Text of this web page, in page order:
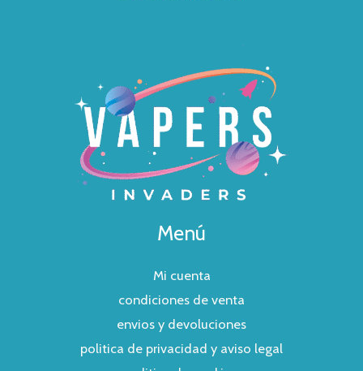
Menú
Mi cuenta
condiciones de venta
envios y devoluciones
politica de privacidad y aviso legal